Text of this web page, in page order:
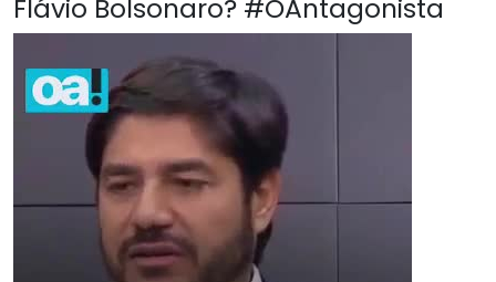
Flávio Bolsonaro? #OAntagonista